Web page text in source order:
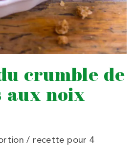
crumble de
noix
/ recette pour 4